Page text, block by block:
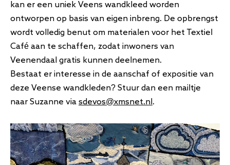
kan er een uniek Veens wandkleed worden
ontworpen op basis van eigen inbreng. De opbrengst
wordt volledig benut om materialen voor het Textiel
Café aan te schaffen, zodat inwoners van
Veenendaal gratis kunnen deelnemen.
Bestaat er interesse in de aanschaf of expositie van
deze Veense wandkleden? Stuur dan een mailtje
naar Suzanne via sdevos@xmsnet.nl .